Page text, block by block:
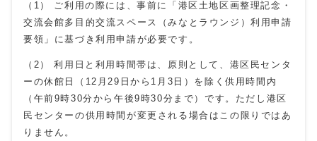
（1） ご利用の際には、事前に「港区土地区画整理記念・
交流会館多目的交流スペース（みなとラウンジ）利用申請
要領」に基づき利用申請が必要です。
（2） 利用日と利用時間帯は、原則として、港区民センタ
ーの休館日（12月29日から1月3日）を除く供用時間内
（午前9時30分から午後9時30分まで）です。ただし港区
民センターの供用時間が変更される場合はこの限りではあ
りません。